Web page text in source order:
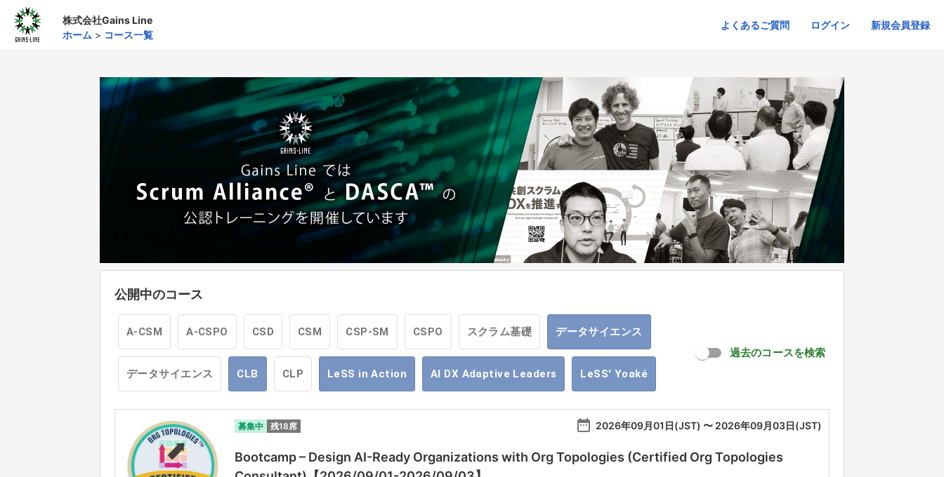
株式会社Gains Line
ホーム > コース一覧
よくあるご質問 ログイン 新規会員登録
公開中のコース
A-CSM A-CSPO CSD CSM CSP-SM CSPO スクラム基礎 データサイエンス
データサイエンス CLB CLP LeSS in Action AI DX Adaptive Leaders LeSS' Yoaké
過去のコースを検索
募集中 残18席 date_range 2026年09月01日(JST) 〜 2026年09月03日(JST)
Bootcamp – Design AI-Ready Organizations with Org Topologies (Certified Org Topologies